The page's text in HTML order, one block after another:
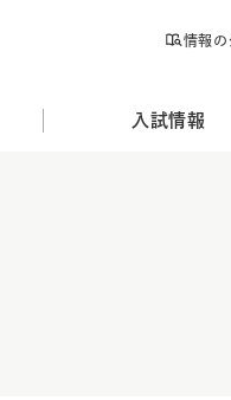
入試情報
情報の